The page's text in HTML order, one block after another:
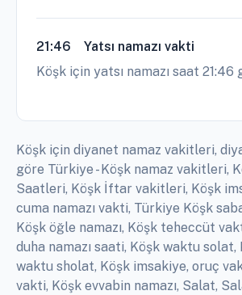
21:46
Yatsı namazı vakti
Köşk için yatsı namazı saat 21:46
Köşk için diyanet namaz vakitleri,
göre Türkiye - Köşk namaz vakitleri,
Saatleri, Köşk İftar vakitleri, Köşk
cuma namazı vakti, Türkiye Köşk
Köşk öğle namazı, Köşk teheccüt
duha namazı saati, Köşk waktu solat,
waktu sholat, Köşk imsakiye, oruç
vakti, Köşk evvabin namazı, Salat,